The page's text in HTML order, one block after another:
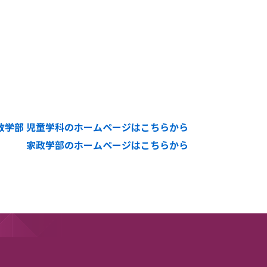
学部 児童学科のホームページはこちらから
家政学部のホームページはこちらから